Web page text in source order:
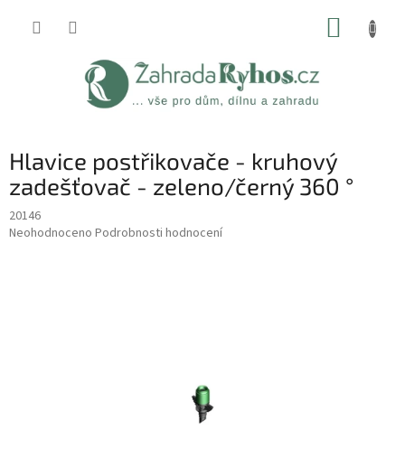
Hlavice postřikovače - kruhový
zadešťovač - zeleno/černý 360 °
20146
Průměrné
Neohodnoceno Podrobnosti hodnocení